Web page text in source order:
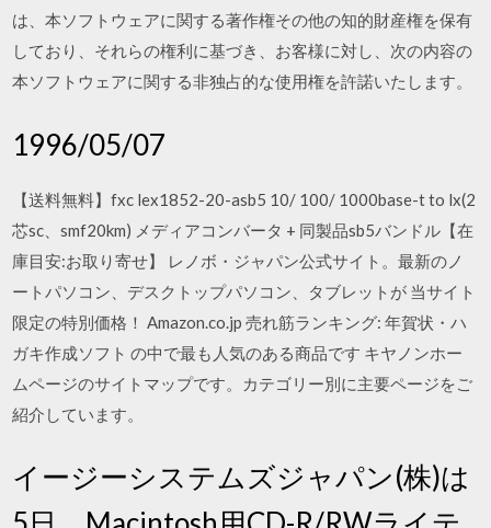
は、本ソフトウェアに関する著作権その他の知的財産権を保有
しており、それらの権利に基づき、お客様に対し、次の内容の
本ソフトウェアに関する非独占的な使用権を許諾いたします。
1996/05/07
【送料無料】fxc lex1852-20-asb5 10/ 100/ 1000base-t to lx(2
芯sc、smf20km) メディアコンバータ + 同製品sb5バンドル【在
庫目安:お取り寄せ】 レノボ・ジャパン公式サイト。最新のノ
ートパソコン、デスクトップパソコン、タブレットが 当サイト
限定の特別価格！ Amazon.co.jp 売れ筋ランキング: 年賀状・ハ
ガキ作成ソフト の中で最も人気のある商品です キヤノンホー
ムページのサイトマップです。カテゴリー別に主要ページをご
紹介しています。
イージーシステムズジャパン(株)は